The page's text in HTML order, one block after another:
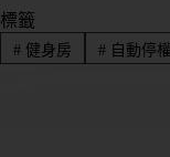
標籤
#健身房 #自動停權